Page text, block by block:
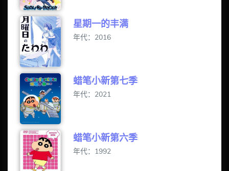
星期一的丰满
年代：2016
蜡笔小新第七季
年代：2021
蜡笔小新第六季
年代：1992